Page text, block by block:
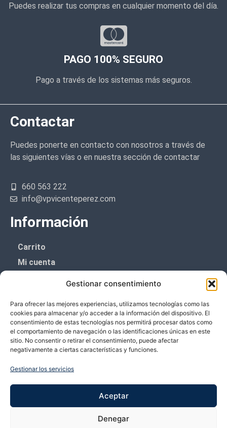
Gestionar consentimiento
Para ofrecer las mejores experiencias, utilizamos tecnologías como las
cookies para almacenar y/o acceder a la información del dispositivo. El
consentimiento de estas tecnologías nos permitirá procesar datos como
el comportamiento de navegación o las identificaciones únicas en este
sitio. No consentir o retirar el consentimiento, puede afectar
negativamente a ciertas características y funciones.
Gestionar los servicios
Aceptar
Denegar
Puedes realizar tus compras en cualquier momento del día.
PAGO 100% SEGURO
Pago a través de los sistemas más seguros.
Contactar
Puedes ponerte en contacto con nosotros a través de
las siguientes vías o en nuestra sección de contactar
660 563 222
info@vpvicenteperez.com
Información
Carrito
Mi cuenta
Política de cookies (UE)
Boletín de noticias
¡¡Suscríbete y prometemos no dar mucho el
Te enviaremos sólo cosas importantes.